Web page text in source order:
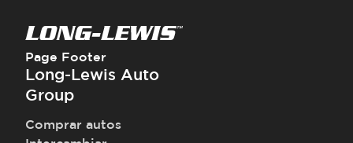
Page Footer
Long-Lewis Auto
Group
Comprar autos